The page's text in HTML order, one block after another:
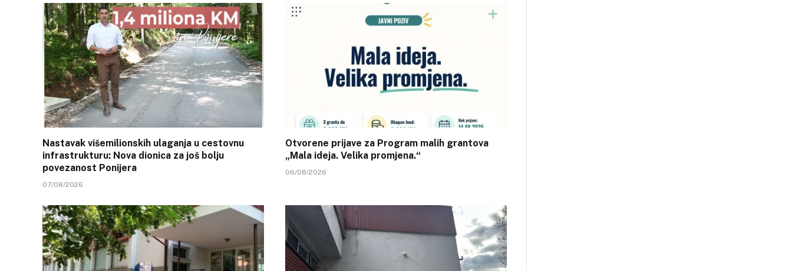
Nastavak višemilionskih ulaganja u cestovnu
infrastrukturu: Nova dionica za još bolju
povezanost Ponijera
07/08/2026
Otvorene prijave za Program malih grantova
„Mala ideja. Velika promjena.“
06/08/2026